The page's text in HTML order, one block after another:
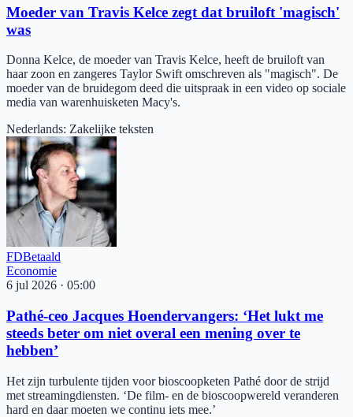
Moeder van Travis Kelce zegt dat bruiloft 'magisch'
was
Donna Kelce, de moeder van Travis Kelce, heeft de bruiloft van
haar zoon en zangeres Taylor Swift omschreven als "magisch". De
moeder van de bruidegom deed die uitspraak in een video op sociale
media van warenhuisketen Macy's.
Nederlands: Zakelijke teksten
FDBetaald
Economie
6 jul 2026 · 05:00
Pathé-ceo Jacques Hoendervangers: ‘Het lukt me
steeds beter om niet overal een mening over te
hebben’
Het zijn turbulente tijden voor bioscoopketen Pathé door de strijd
met streamingdiensten. ‘De film- en de bioscoopwereld veranderen
hard en daar moeten we continu iets mee.’